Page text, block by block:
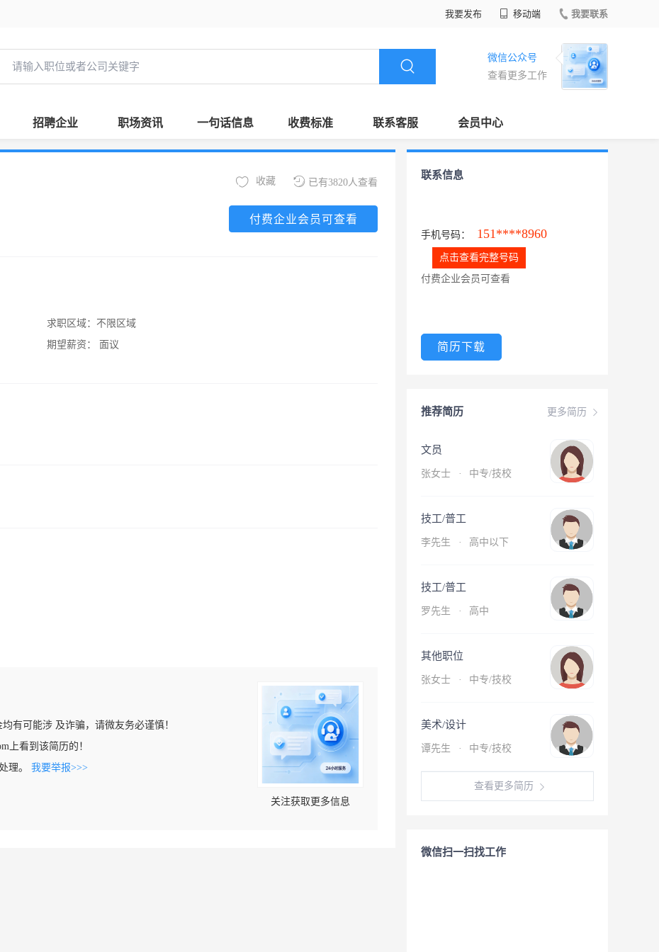
我要发布 移动端 我要联系
微信公众号
查看更多工作
招聘企业 职场资讯 一句话信息 收费标准 联系客服 会员中心
已有3820人查看
收藏
付费企业会员可查看
求职区域： 不限区域
期望薪资：
面议
有可能涉 及诈骗，请微友务必谨慎！
上看到该简历的！
理。 我要举报>>>
关注获取更多信息
联系信息
手机号码： 151****8960
点击查看完整号码
付费企业会员可查看
简历下载
更多简历
推荐简历
文员
张女士 · 中专/技校
技工/普工
李先生 · 高中以下
技工/普工
罗先生 · 高中
其他职位
张女士 · 中专/技校
美术/设计
谭先生 · 中专/技校
查看更多简历
微信扫一扫找工作